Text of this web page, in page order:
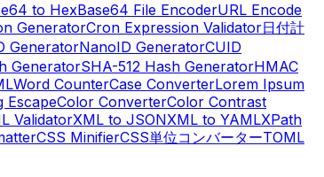
to HexBase64 File EncoderURL Encode
GeneratorCron Expression Validator日付計
GeneratorNanoID GeneratorCUID
GeneratorSHA-512 Hash GeneratorHMAC
Word CounterCase ConverterLorem Ipsum
EscapeColor ConverterColor Contrast
ValidatorXML to JSONXML to YAMLXPath
CSS MinifierCSS単位コンバーターTOML